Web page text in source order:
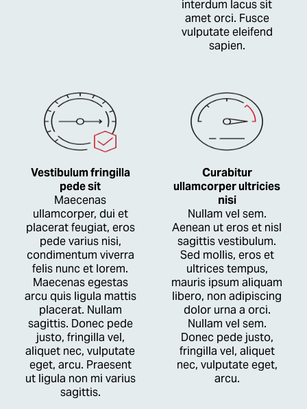
interdum lacus sit
amet orci. Fusce
vulputate eleifend
sapien.
Vestibulum fringilla
pede sit
Maecenas
ullamcorper, dui et
placerat feugiat, eros
pede varius nisi,
condimentum viverra
felis nunc et lorem.
Maecenas egestas
arcu quis ligula mattis
placerat. Nullam
sagittis. Donec pede
justo, fringilla vel,
aliquet nec, vulputate
eget, arcu. Praesent
ut ligula non mi varius
sagittis.
Curabitur
ullamcorper ultricies
nisi
Nullam vel sem.
Aenean ut eros et nisl
sagittis vestibulum.
Sed mollis, eros et
ultrices tempus,
mauris ipsum aliquam
libero, non adipiscing
dolor urna a orci.
Nullam vel sem.
Donec pede justo,
fringilla vel, aliquet
nec, vulputate eget,
arcu.